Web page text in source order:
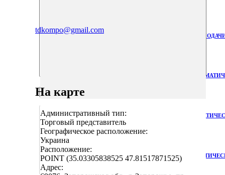
УСТРОЙСТВО
tdkompo@gmail.com
На карте
Административный тип:
Торговый представитель
Географическое расположение:
Украина
Расположение:
POINT (35.03305838525 47.81517871525)
Адрес: